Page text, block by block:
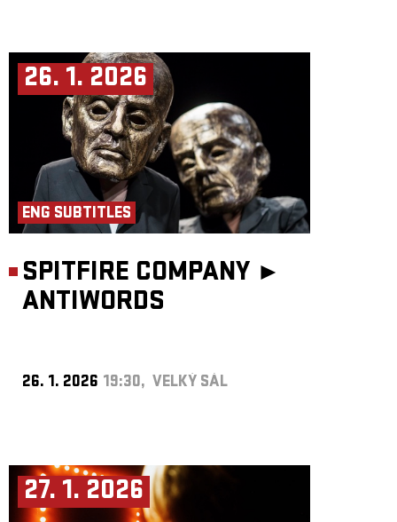
26. 1. 2026
ENG SUBTITLES
SPITFIRE COMPANY ►
ANTIWORDS
26. 1. 2026 19:30, VELKÝ SÁL
27. 1. 2026